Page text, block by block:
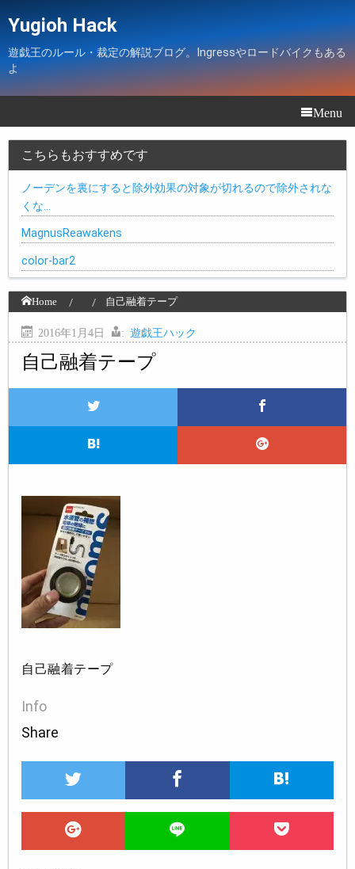
Yugioh Hack
遊戯王のルール・裁定の解説ブログ。Ingressやロードバイクもある
よ
Menu
こちらもおすすめです
ノーデンを裏にすると除外効果の対象が切れるので除外されな
くな…
MagnusReawakens
color-bar2
Home 自己融着テープ
2016年1月4日 : 遊戯王ハック
自己融着テープ
自己融着テープ
Info
Share